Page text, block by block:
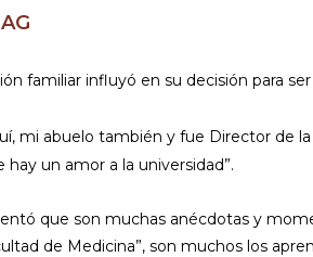
familiar influyó en su decisión para
mi abuelo también y fue Director de
un amor a la universidad”.
que son muchas anécdotas y
de Medicina”, son muchos los